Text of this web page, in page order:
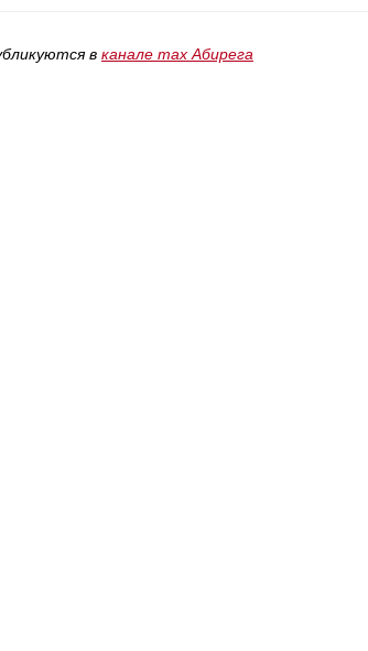
в канале max Абирега